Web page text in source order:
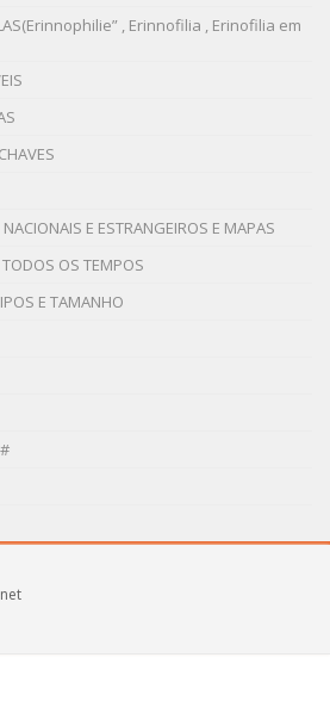
, Erinnofilia , Erinofilia em
E ESTRANGEIROS E MAPAS
OS TEMPOS
E TAMANHO